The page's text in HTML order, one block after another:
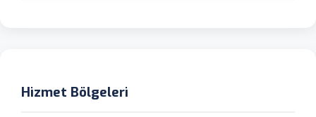
Hizmet Bölgeleri